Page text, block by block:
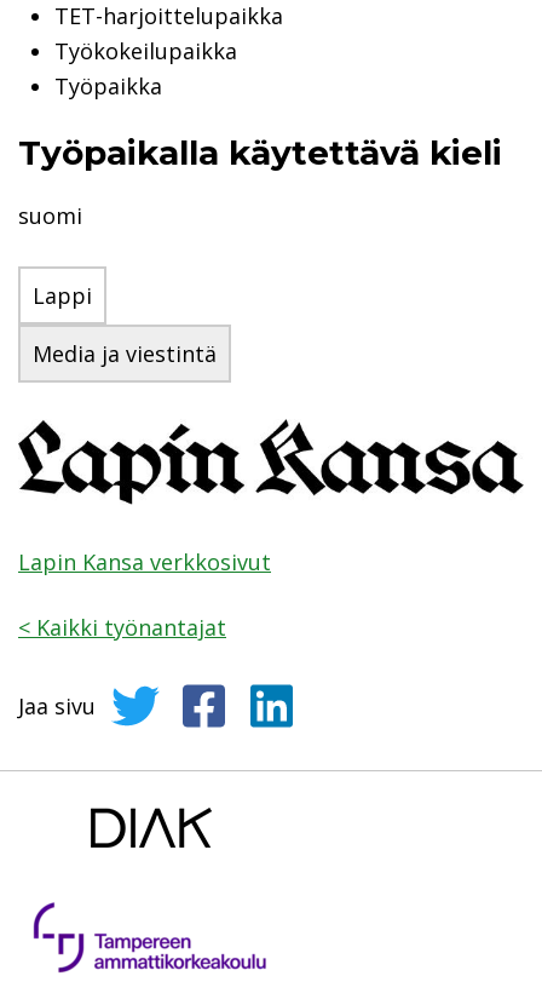
TET-harjoittelupaikka
Työkokeilupaikka
Työpaikka
Työpaikalla käytettävä kieli
suomi
Lappi
Media ja viestintä
Lapin Kansa verkkosivut
< Kaikki työnantajat
Jaa sivu Jaa sivu Twitterissä
Jaa sivu Facebookissa
Jaa sivu LinkedInissä